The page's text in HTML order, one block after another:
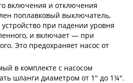
включения и отключения
поплавковый выключатель,
при падении уровня
и включает — при
Это предохраняет насос от
в комплекте с насосом
шланги диаметром от 1" до 1¼".